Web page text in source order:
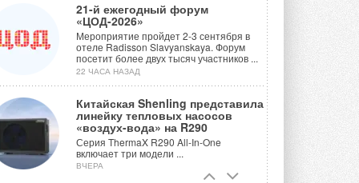
21-й ежегодный форум
«ЦОД-2026»
Мероприятие пройдет 2-3 сентября в
отеле Radisson Slavyanskaya. Форум
посетит более двух тысяч участников ...
22 ЧАСА НАЗАД
Китайская Shenling представила
линейку тепловых насосов
«воздух-вода» на R290
Серия ThermaX R290 All-In-One
включает три модели ...
ВЧЕРА